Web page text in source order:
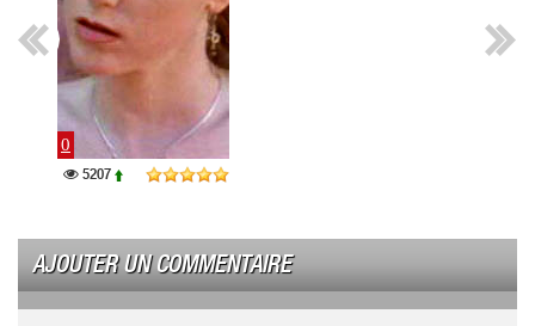
0
5207
AJOUTER UN COMMENTAIRE